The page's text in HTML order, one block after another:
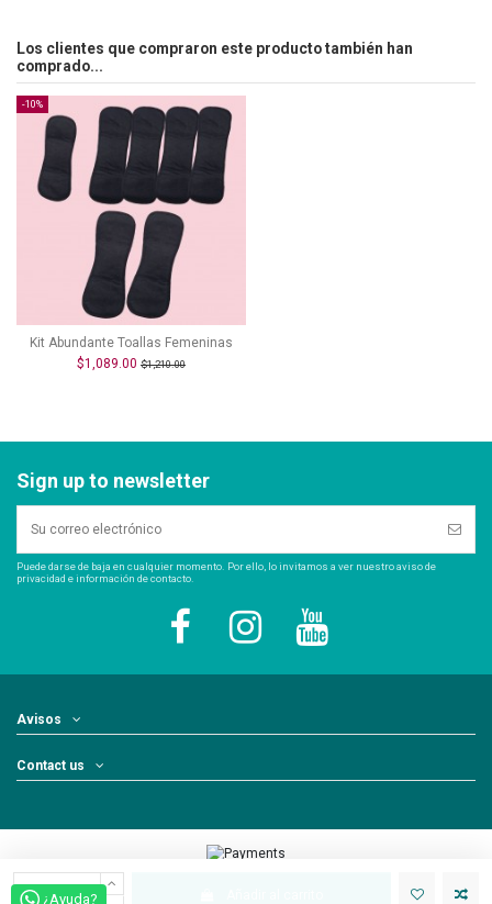
¿Ayuda?
Los clientes que compraron este producto también han
comprado...
-10%
Kit Abundante Toallas Femeninas
$1,089.00 $1,210.00
Sign up to newsletter
Puede darse de baja en cualquier momento. Por ello, lo invitamos a ver nuestro aviso de
privacidad e información de contacto.
Avisos
Contact us